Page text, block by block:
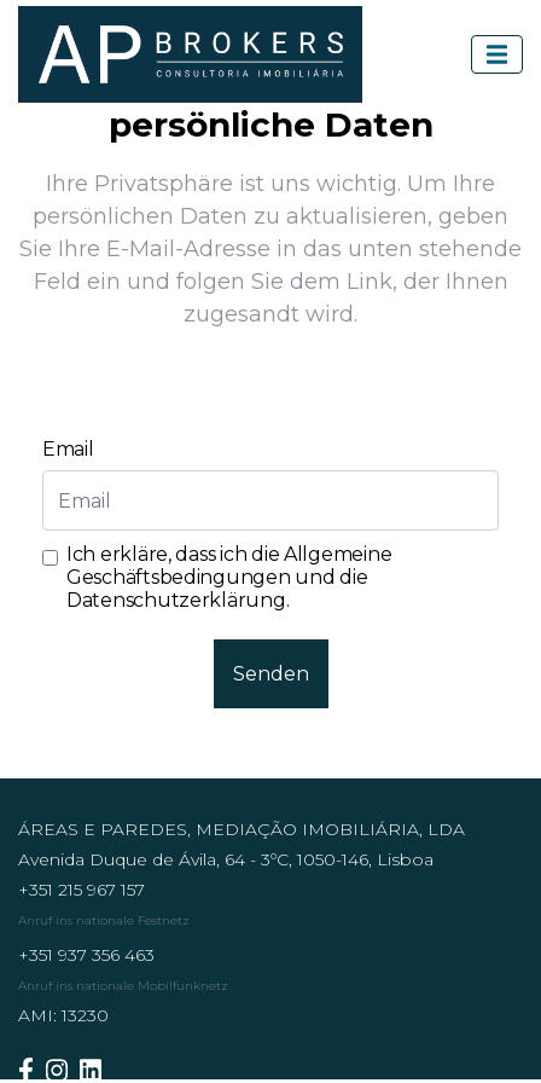
persönliche Daten
Ihre Privatsphäre ist uns wichtig. Um Ihre
persönlichen Daten zu aktualisieren, geben
Sie Ihre E-Mail-Adresse in das unten stehende
Feld ein und folgen Sie dem Link, der Ihnen
zugesandt wird.
Email
Ich erkläre, dass ich die Allgemeine
Geschäftsbedingungen und die
Datenschutzerklärung.
Senden
ÁREAS E PAREDES, MEDIAÇÃO IMOBILIÁRIA, LDA
Avenida Duque de Ávila, 64 - 3ºC, 1050-146, Lisboa
+351 215 967 157
Anruf ins nationale Festnetz
+351 937 356 463
Anruf ins nationale Mobilfunknetz
AMI: 13230